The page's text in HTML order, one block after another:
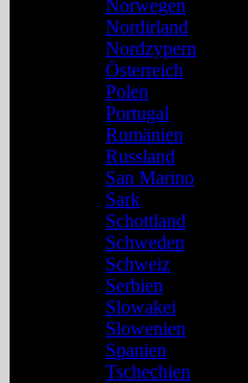
Norwegen
Nordirland
Nordzypern
Österreich
Polen
Portugal
Rumänien
Russland
San Marino
Sark
Schottland
Schweden
Schweiz
Serbien
Slowakei
Slowenien
Spanien
Tschechien